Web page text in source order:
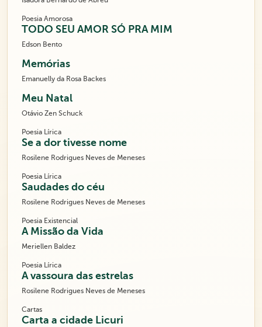
Poesia Amorosa
TODO SEU AMOR SÓ PRA MIM
Edson Bento
Memórias
Emanuelly da Rosa Backes
Meu Natal
Otávio Zen Schuck
Poesia Lírica
Se a dor tivesse nome
Rosilene Rodrigues Neves de Meneses
Poesia Lírica
Saudades do céu
Rosilene Rodrigues Neves de Meneses
Poesia Existencial
A Missão da Vida
Meriellen Baldez
Poesia Lírica
A vassoura das estrelas
Rosilene Rodrigues Neves de Meneses
Cartas
Carta a cidade Licuri